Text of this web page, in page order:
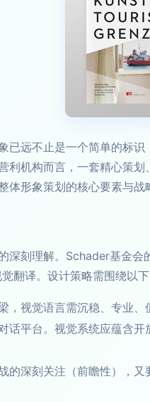
已远不止是一个简单的标
利机构而言，一套精心策
形象策划的核心要素与战
深刻理解。Schader基金
翻译。设计策略需围绕以下
，视觉语言需沉稳、专业
话平台。视觉系统应蕴含
的深刻关注（前瞻性），